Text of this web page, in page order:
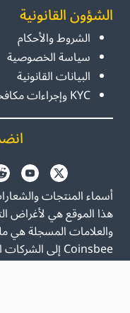
الشؤون القانونية
الشروط والأحكام
سياسة الخصوصية
البيانات القانونية
KYC وإجراءات مكافحة غسيل الأموال
أسماء المنتجات
هذا الموقع هي لأغراض
والعلامات المسجلة هي
Coinsbee إلى الشركات المعنية.